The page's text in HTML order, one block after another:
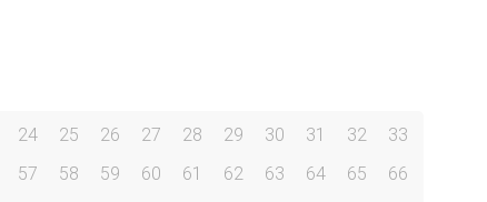
24 25 26 27 28 29 30 31 32
33
57 58 59 60 61 62 63 64 65
66